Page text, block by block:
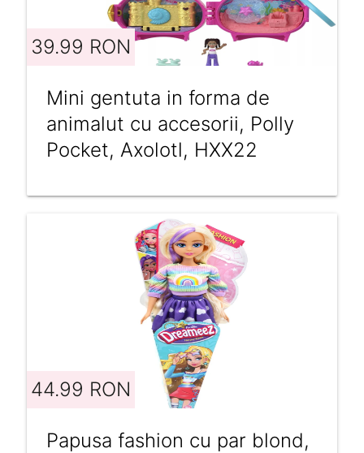
39.99 RON
Mini gentuta in forma de
animalut cu accesorii, Polly
Pocket, Axolotl, HXX22
44.99 RON
Papusa fashion cu par blond,